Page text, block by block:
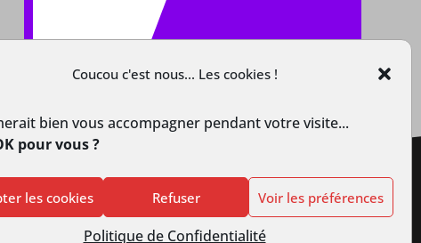
Coucou c'est nous... Les cookies !
bien vous accompagner pendant votre visite...
pour vous ?
les cookies Refuser Voir les préférences
Politique de Confidentialité